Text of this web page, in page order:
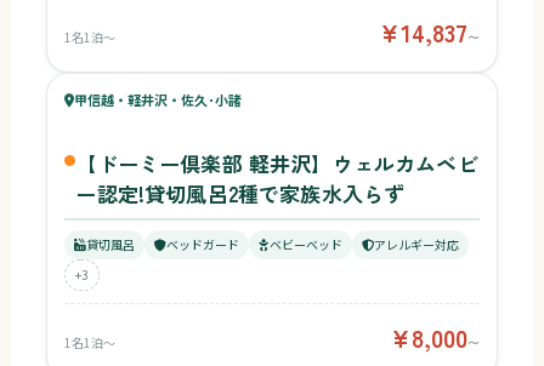
1名1泊〜 ¥14,837〜
61ベビー
59キッズ
甲信越・軽井沢・佐久･小諸
【ドーミー倶楽部 軽井沢】ウェルカムベビ
ー認定!貸切風呂2種で家族水入らず
貸切風呂 ベッドガード ベビーベッド
アレルギー対応
+3
1名1泊〜 ¥8,000〜
55キッズ